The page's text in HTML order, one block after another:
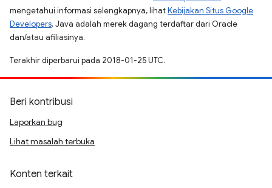
mengetahui informasi selengkapnya, lihatKebijakan Situs Google
Developers. Java adalah merek dagang terdaftar dari Oracle
dan/atau afiliasinya.
Terakhir diperbarui pada 2018-01-25 UTC.
Beri kontribusi
Laporkan bug
Lihat masalah terbuka
Konten terkait